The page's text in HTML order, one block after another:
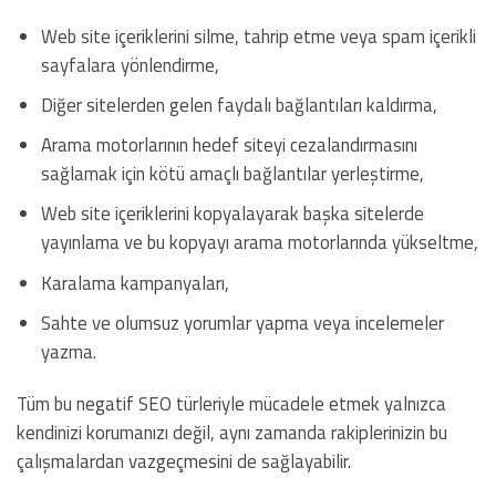
Web site içeriklerini silme, tahrip etme veya spam içerikli
sayfalara yönlendirme,
Diğer sitelerden gelen faydalı bağlantıları kaldırma,
Arama motorlarının hedef siteyi cezalandırmasını
sağlamak için kötü amaçlı bağlantılar yerleştirme,
Web site içeriklerini kopyalayarak başka sitelerde
yayınlama ve bu kopyayı arama motorlarında yükseltme,
Karalama kampanyaları,
Sahte ve olumsuz yorumlar yapma veya incelemeler
yazma.
Tüm bu negatif SEO türleriyle mücadele etmek yalnızca
kendinizi korumanızı değil, aynı zamanda rakiplerinizin bu
çalışmalardan vazgeçmesini de sağlayabilir.